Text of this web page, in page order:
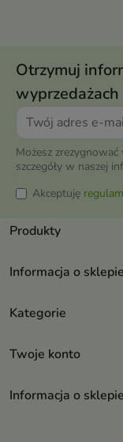
Otrzymuj
wyprzedażach
Możesz
szczegóły w naszej
Akceptuję
Produkty
Informacja o sklepie
Kategorie
Twoje konto
Informacja o sklepie